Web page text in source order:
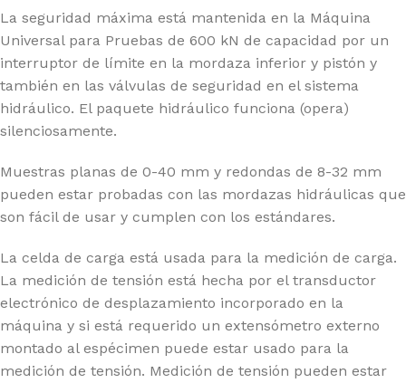
La seguridad máxima está mantenida en la Máquina
Universal para Pruebas de 600 kN de capacidad por un
interruptor de límite en la mordaza inferior y pistón y
también en las válvulas de seguridad en el sistema
hidráulico. El paquete hidráulico funciona (opera)
silenciosamente.
Muestras planas de 0-40 mm y redondas de 8-32 mm
pueden estar probadas con las mordazas hidráulicas que
son fácil de usar y cumplen con los estándares.
La celda de carga está usada para la medición de carga.
La medición de tensión está hecha por el transductor
electrónico de desplazamiento incorporado en la
máquina y si está requerido un extensómetro externo
montado al espécimen puede estar usado para la
medición de tensión. Medición de tensión pueden estar